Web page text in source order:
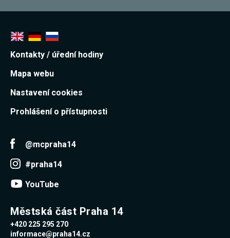
Kontakty / úřední hodiny
Mapa webu
Nastavení cookies
Prohlášení o přístupnosti
@mcpraha14
#praha14
YouTube
Městská část Praha 14
+420 225 295 270
informace@praha14.cz